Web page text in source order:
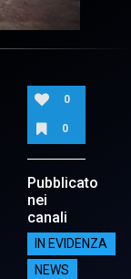
0
0
Pubblicato
nei
canali
IN EVIDENZA
NEWS